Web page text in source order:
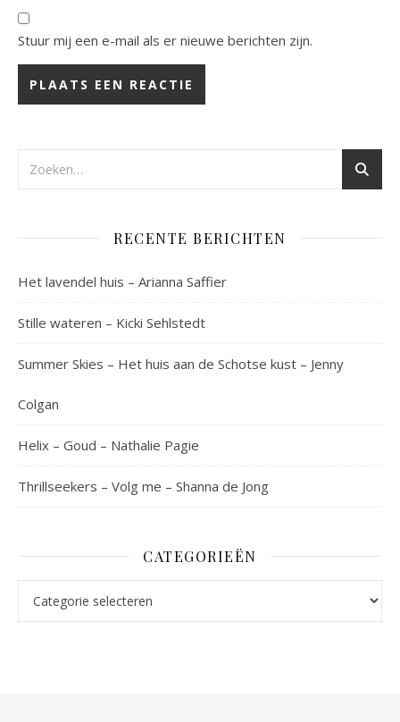
Stuur mij een e-mail als er nieuwe berichten zijn.
RECENTE BERICHTEN
Het lavendel huis – Arianna Saffier
Stille wateren – Kicki Sehlstedt
Summer Skies – Het huis aan de Schotse kust – Jenny
Colgan
Helix – Goud – Nathalie Pagie
Thrillseekers – Volg me – Shanna de Jong
CATEGORIEËN